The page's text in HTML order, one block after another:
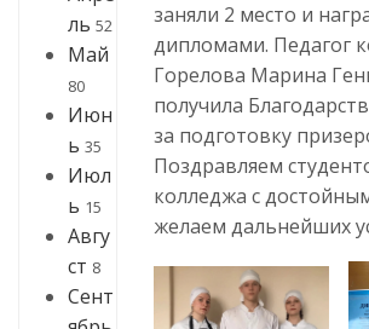
ль 52
Май
80
Июн
ь 35
Июл
ь 15
Авгу
ст 8
Сент
заняли 2 место и
дипломами. Педагог
Горелова Марина
получила
за подготовку
Поздравляем
колледжа с
желаем дальнейших